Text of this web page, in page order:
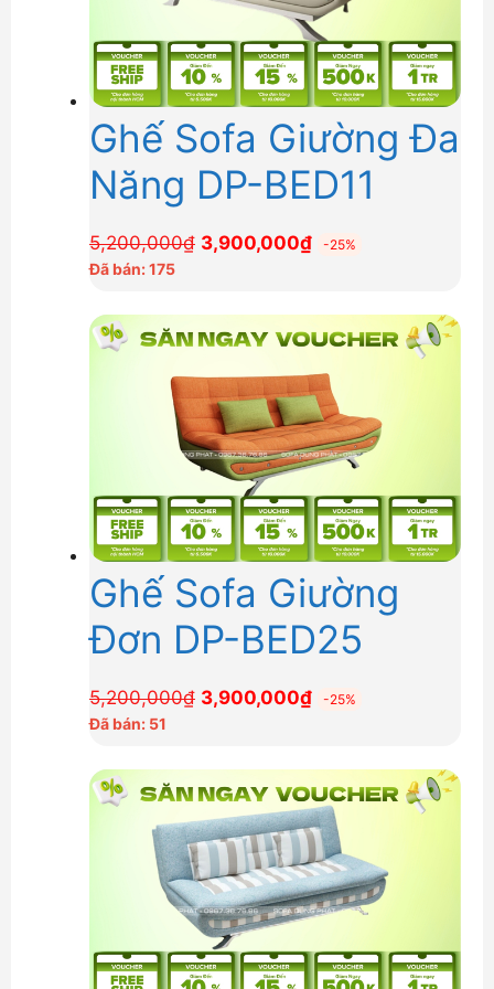
Ghế Sofa Giường Đa
Năng DP-BED11
5,200,000₫ Giá
3,900,000₫Giá
3,900,000₫.
-25%
Đã bán: 175
Ghế Sofa Giường
Đơn DP-BED25
5,200,000₫ Giá
3,900,000₫Giá
3,900,000₫.
-25%
Đã bán: 51